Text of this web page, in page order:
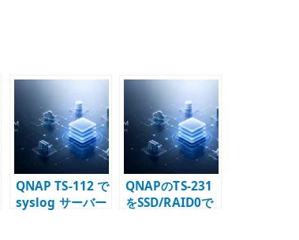
QNAP TS-112 で
syslog サーバー
QNAPのTS-231
をSSD/RAID0で